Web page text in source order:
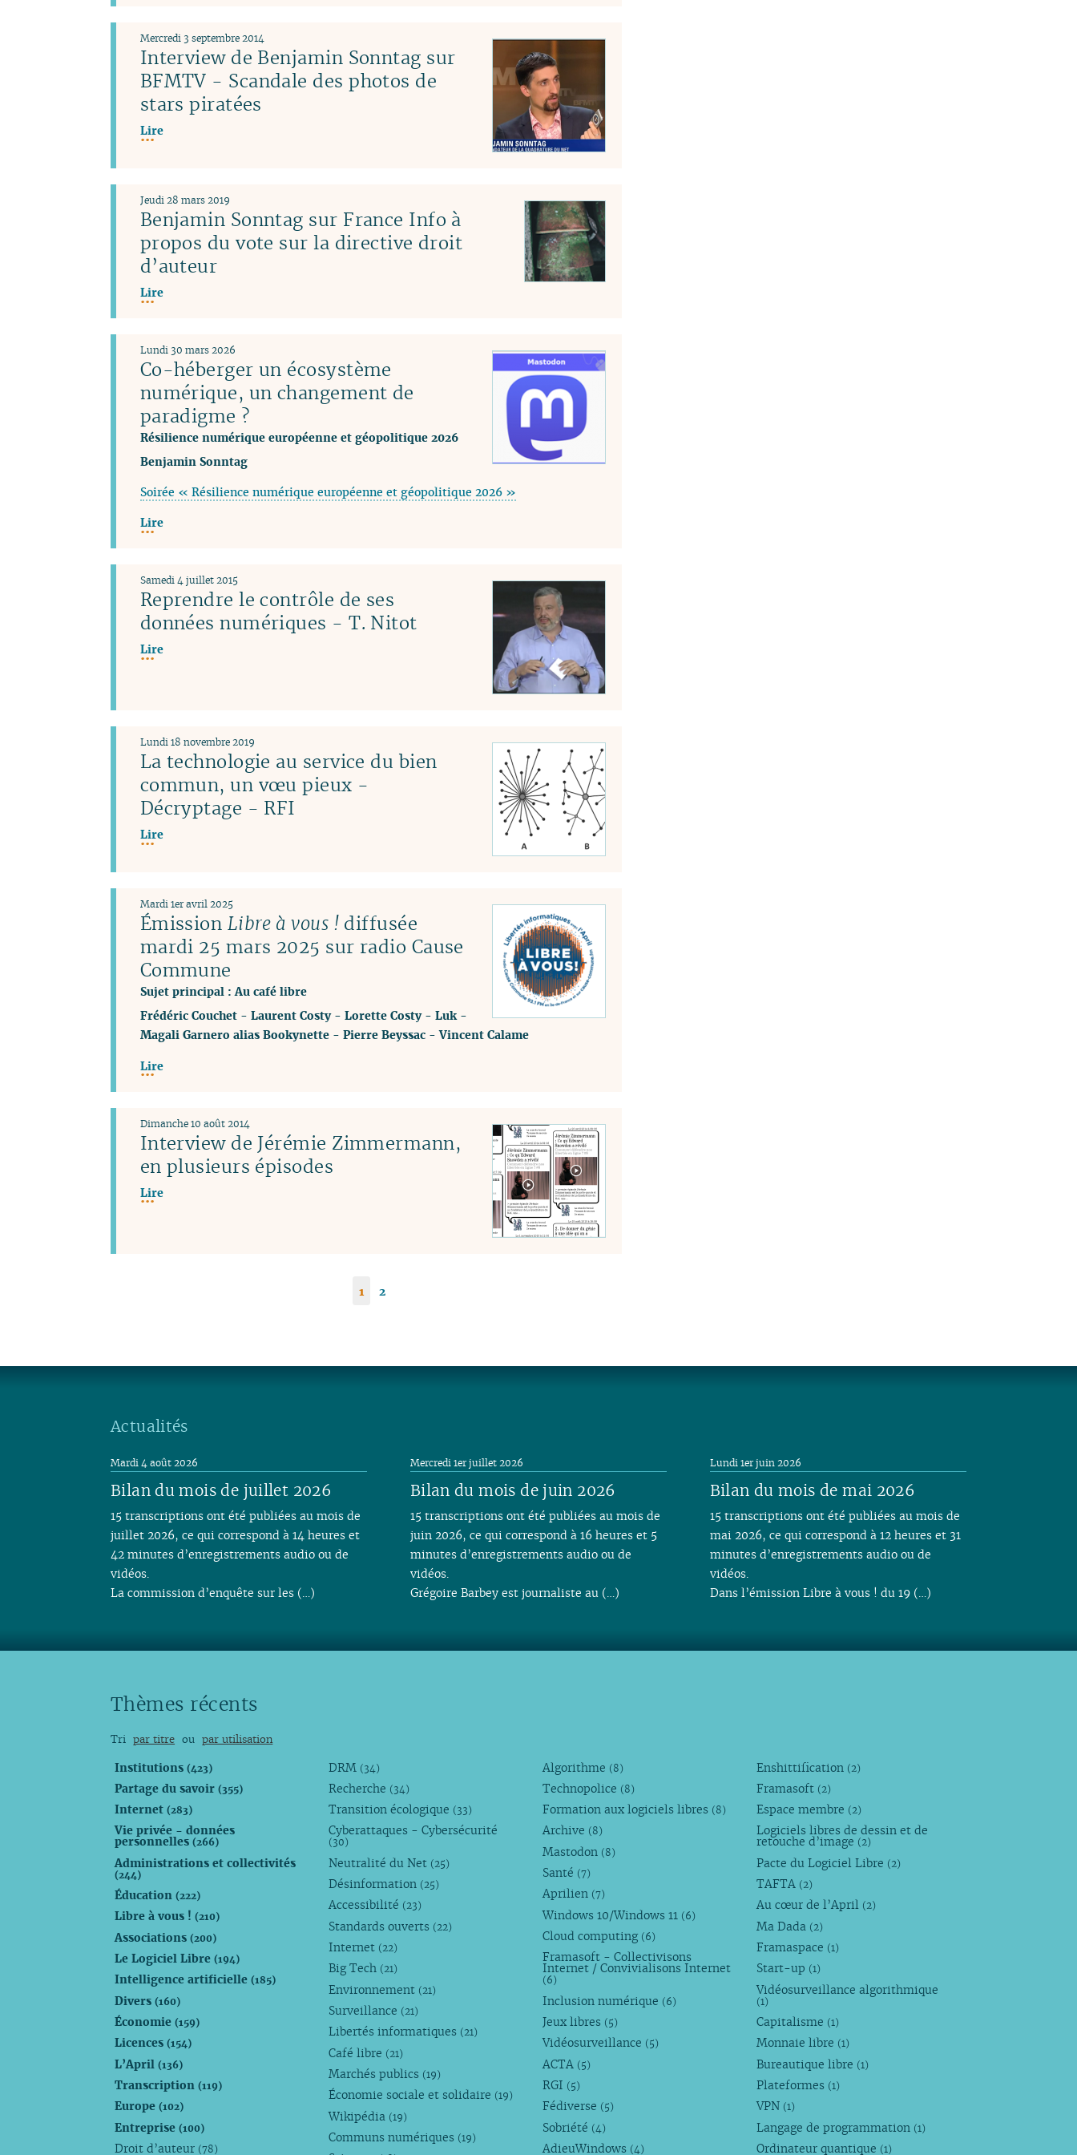
Interview de Benjamin Sonntag sur
BFMTV - Scandale des photos de
stars piratées
Mercredi 3 septembre 2014
Lire
Benjamin Sonntag sur France Info à
propos du vote sur la directive droit
d’auteur
Jeudi 28 mars 2019
Lire
Co-héberger un écosystème
numérique, un changement de
paradigme ?
Résilience numérique européenne et géopolitique 2026
Lundi 30 mars 2026
Benjamin Sonntag
Soirée « Résilience numérique européenne et géopolitique 2026 »
Lire
Reprendre le contrôle de ses
données numériques - T. Nitot
Samedi 4 juillet 2015
Lire
La technologie au service du bien
commun, un vœu pieux -
Décryptage - RFI
Lundi 18 novembre 2019
Lire
Émission Libre à vous !diffusée
mardi 25 mars 2025 sur radio Cause
Commune
Sujet principal : Au café libre
Mardi 1er avril 2025
Frédéric Couchet- Laurent Costy- Lorette Costy- Luk-
Magali Garnero alias Bookynette- Pierre Beyssac-Vincent Calame
Lire
Interview de Jérémie Zimmermann,
en plusieurs épisodes
Dimanche 10 août 2014
Lire
1 2
Actualités
Bilan du mois de juillet 2026
Mardi 4 août 2026
15 transcriptions ont été publiées au mois de
juillet 2026, ce qui correspond à 14 heures et
42 minutes d’enregistrements audio ou de
vidéos.
La commission d’enquête sur les (…)
Bilan du mois de juin 2026
Mercredi 1er juillet 2026
15 transcriptions ont été publiées au mois de
juin 2026, ce qui correspond à 16 heures et 5
minutes d’enregistrements audio ou de
vidéos.
Grégoire Barbey est journaliste au (…)
Bilan du mois de mai 2026
Lundi 1er juin 2026
15 transcriptions ont été publiées au mois de
mai 2026, ce qui correspond à 12 heures et 31
minutes d’enregistrements audio ou de
vidéos.
Dans l’émission Libre à vous ! du 19 (…)
Thèmes récents
Tri par titre ou par utilisation
Institutions(423)
Partage du savoir(355)
Internet(283)
Vie privée - données
personnelles(266)
Administrations et collectivités
(244)
Éducation(222)
Libre à vous !(210)
Associations(200)
Le Logiciel Libre(194)
Intelligence artificielle(185)
Divers(160)
Économie(159)
Licences(154)
L’April(136)
Transcription(119)
Europe(102)
Entreprise(100)
Droit d’auteur (78)
DRM (34)
Recherche (34)
Transition écologique (33)
Cyberattaques - Cybersécurité
(30)
Neutralité du Net (25)
Désinformation (25)
Accessibilité (23)
Standards ouverts (22)
Internet (22)
Big Tech (21)
Environnement (21)
Surveillance (21)
Libertés informatiques (21)
Café libre (21)
Marchés publics (19)
Économie sociale et solidaire (19)
Wikipédia (19)
Communs numériques (19)
Algorithme (8)
Technopolice (8)
Formation aux logiciels libres (8)
Archive (8)
Mastodon (8)
Santé (7)
Aprilien (7)
Windows 10/Windows 11 (6)
Cloud computing (6)
Framasoft - Collectivisons
Internet / Convivialisons Internet
(6)
Inclusion numérique (6)
Jeux libres (5)
Vidéosurveillance (5)
ACTA (5)
RGI (5)
Fédiverse (5)
Sobriété (4)
AdieuWindows (4)
Enshittification (2)
Framasoft (2)
Espace membre (2)
Logiciels libres de dessin et de
retouche d’image (2)
Pacte du Logiciel Libre (2)
TAFTA (2)
Au cœur de l’April (2)
Ma Dada (2)
Framaspace (1)
Start-up (1)
Vidéosurveillance algorithmique
(1)
Capitalisme (1)
Monnaie libre (1)
Bureautique libre (1)
Plateformes (1)
VPN (1)
Langage de programmation (1)
Ordinateur quantique (1)